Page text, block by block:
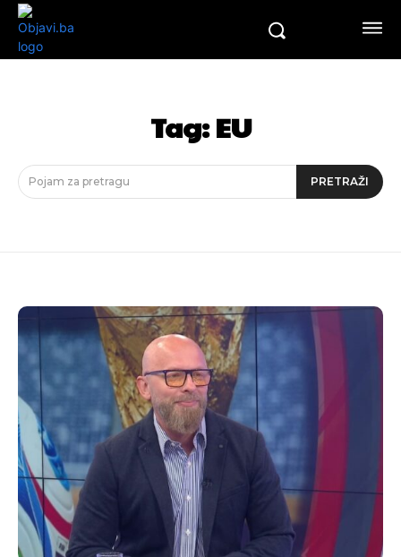
Tag:EU
Pojam za pretragu PRETRAŽI